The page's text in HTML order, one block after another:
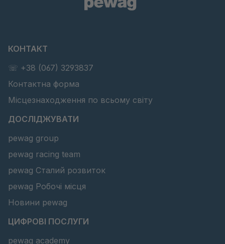
КОНТАКТ
☏ +38 (067) 3293837
Контактна форма
Місцезнаходження по всьому світу
ДОСЛІДЖУВАТИ
pewag group
pewag racing team
pewag Сталий розвиток
pewag Робочі місця
Новини pewag
ЦИФРОВІ ПОСЛУГИ
pewag academy